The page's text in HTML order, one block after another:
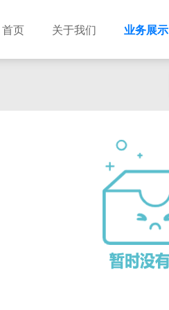
首页 关于我们 业务展示